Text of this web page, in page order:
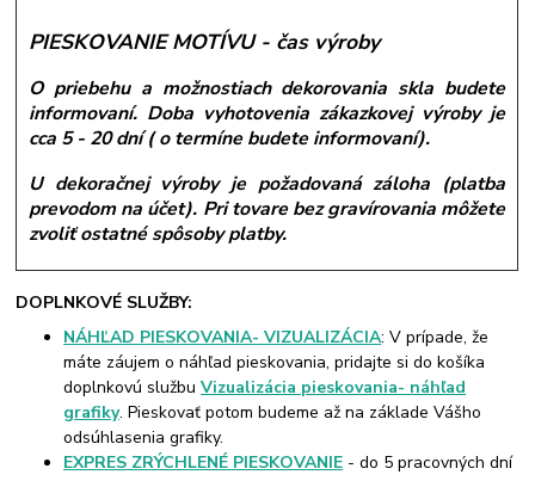
PIESKOVANIE MOTÍVU - čas výroby
O priebehu a možnostiach dekorovania skla budete
informovaní. Doba vyhotovenia zákazkovej výroby je
cca 5 - 20 dní ( o termíne budete informovaní).
U dekoračnej výroby je požadovaná záloha (platba
prevodom na účet). Pri tovare bez gravírovania môžete
zvoliť ostatné spôsoby platby.
DOPLNKOVÉ SLUŽBY:
NÁHĽAD PIESKOVANIA- VIZUALIZÁCIA: V prípade, že
máte záujem o náhľad pieskovania, pridajte si do košíka
doplnkovú službuVizualizácia pieskovania- náhľad
grafiky. Pieskovať potom budeme až na základe Vášho
odsúhlasenia grafiky.
EXPRES ZRÝCHLENÉ PIESKOVANIE - do 5 pracovných dní